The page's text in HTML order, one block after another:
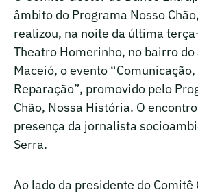
âmbito do Programa Nosso
realizou, na noite da última
Theatro Homerinho, no bairro do
Maceió, o evento
Reparação”, promovido pelo
Chão, Nossa História. O
presença da jornalista
Serra.
Ao lado da presidente do Comitê